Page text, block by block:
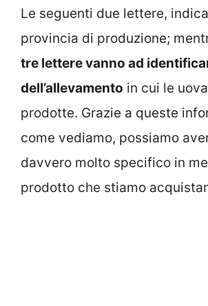
Le seguenti due lettere,
provincia di produzione;
tre lettere vanno ad
dell’allevamento in cui le
prodotte. Grazie a queste
come vediamo, possiamo
davvero molto specifico in
prodotto che stiamo